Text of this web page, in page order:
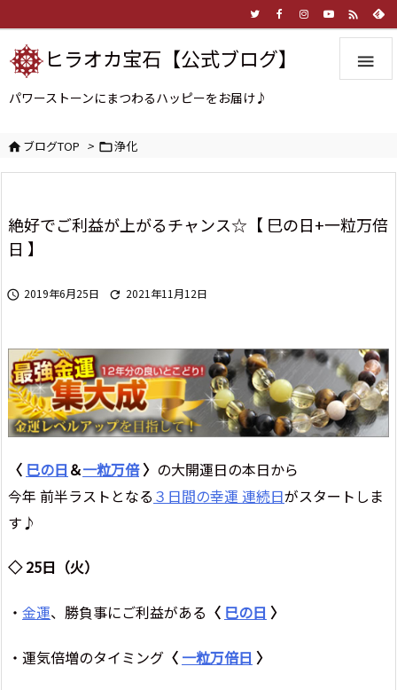


ヒラオカ宝石【公式ブログ】
パワーストーンにまつわるハッピーをお届け♪
ブログTOP > 浄化
絶好でご利益が上がるチャンス☆【 巳の日+一粒万倍
日 】
 2019年6月25日  2021年11月12日
〈 巳の日 ＆一粒万倍〉 の大開運日の本日から
今年 前半ラストとなる ３日間の幸運 連続日がスタートしま
す♪
◇ 25日（火）
・ 金運、勝負事にご利益がある 〈 巳の日 〉
・運気倍増のタイミング 〈 一粒万倍日 〉